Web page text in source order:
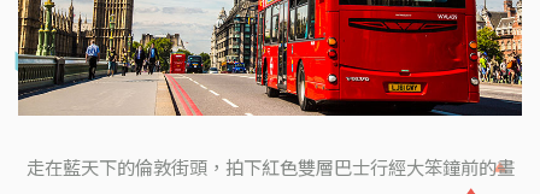
走在藍天下的倫敦街頭，拍下紅色雙層巴士行經大笨鐘前的畫